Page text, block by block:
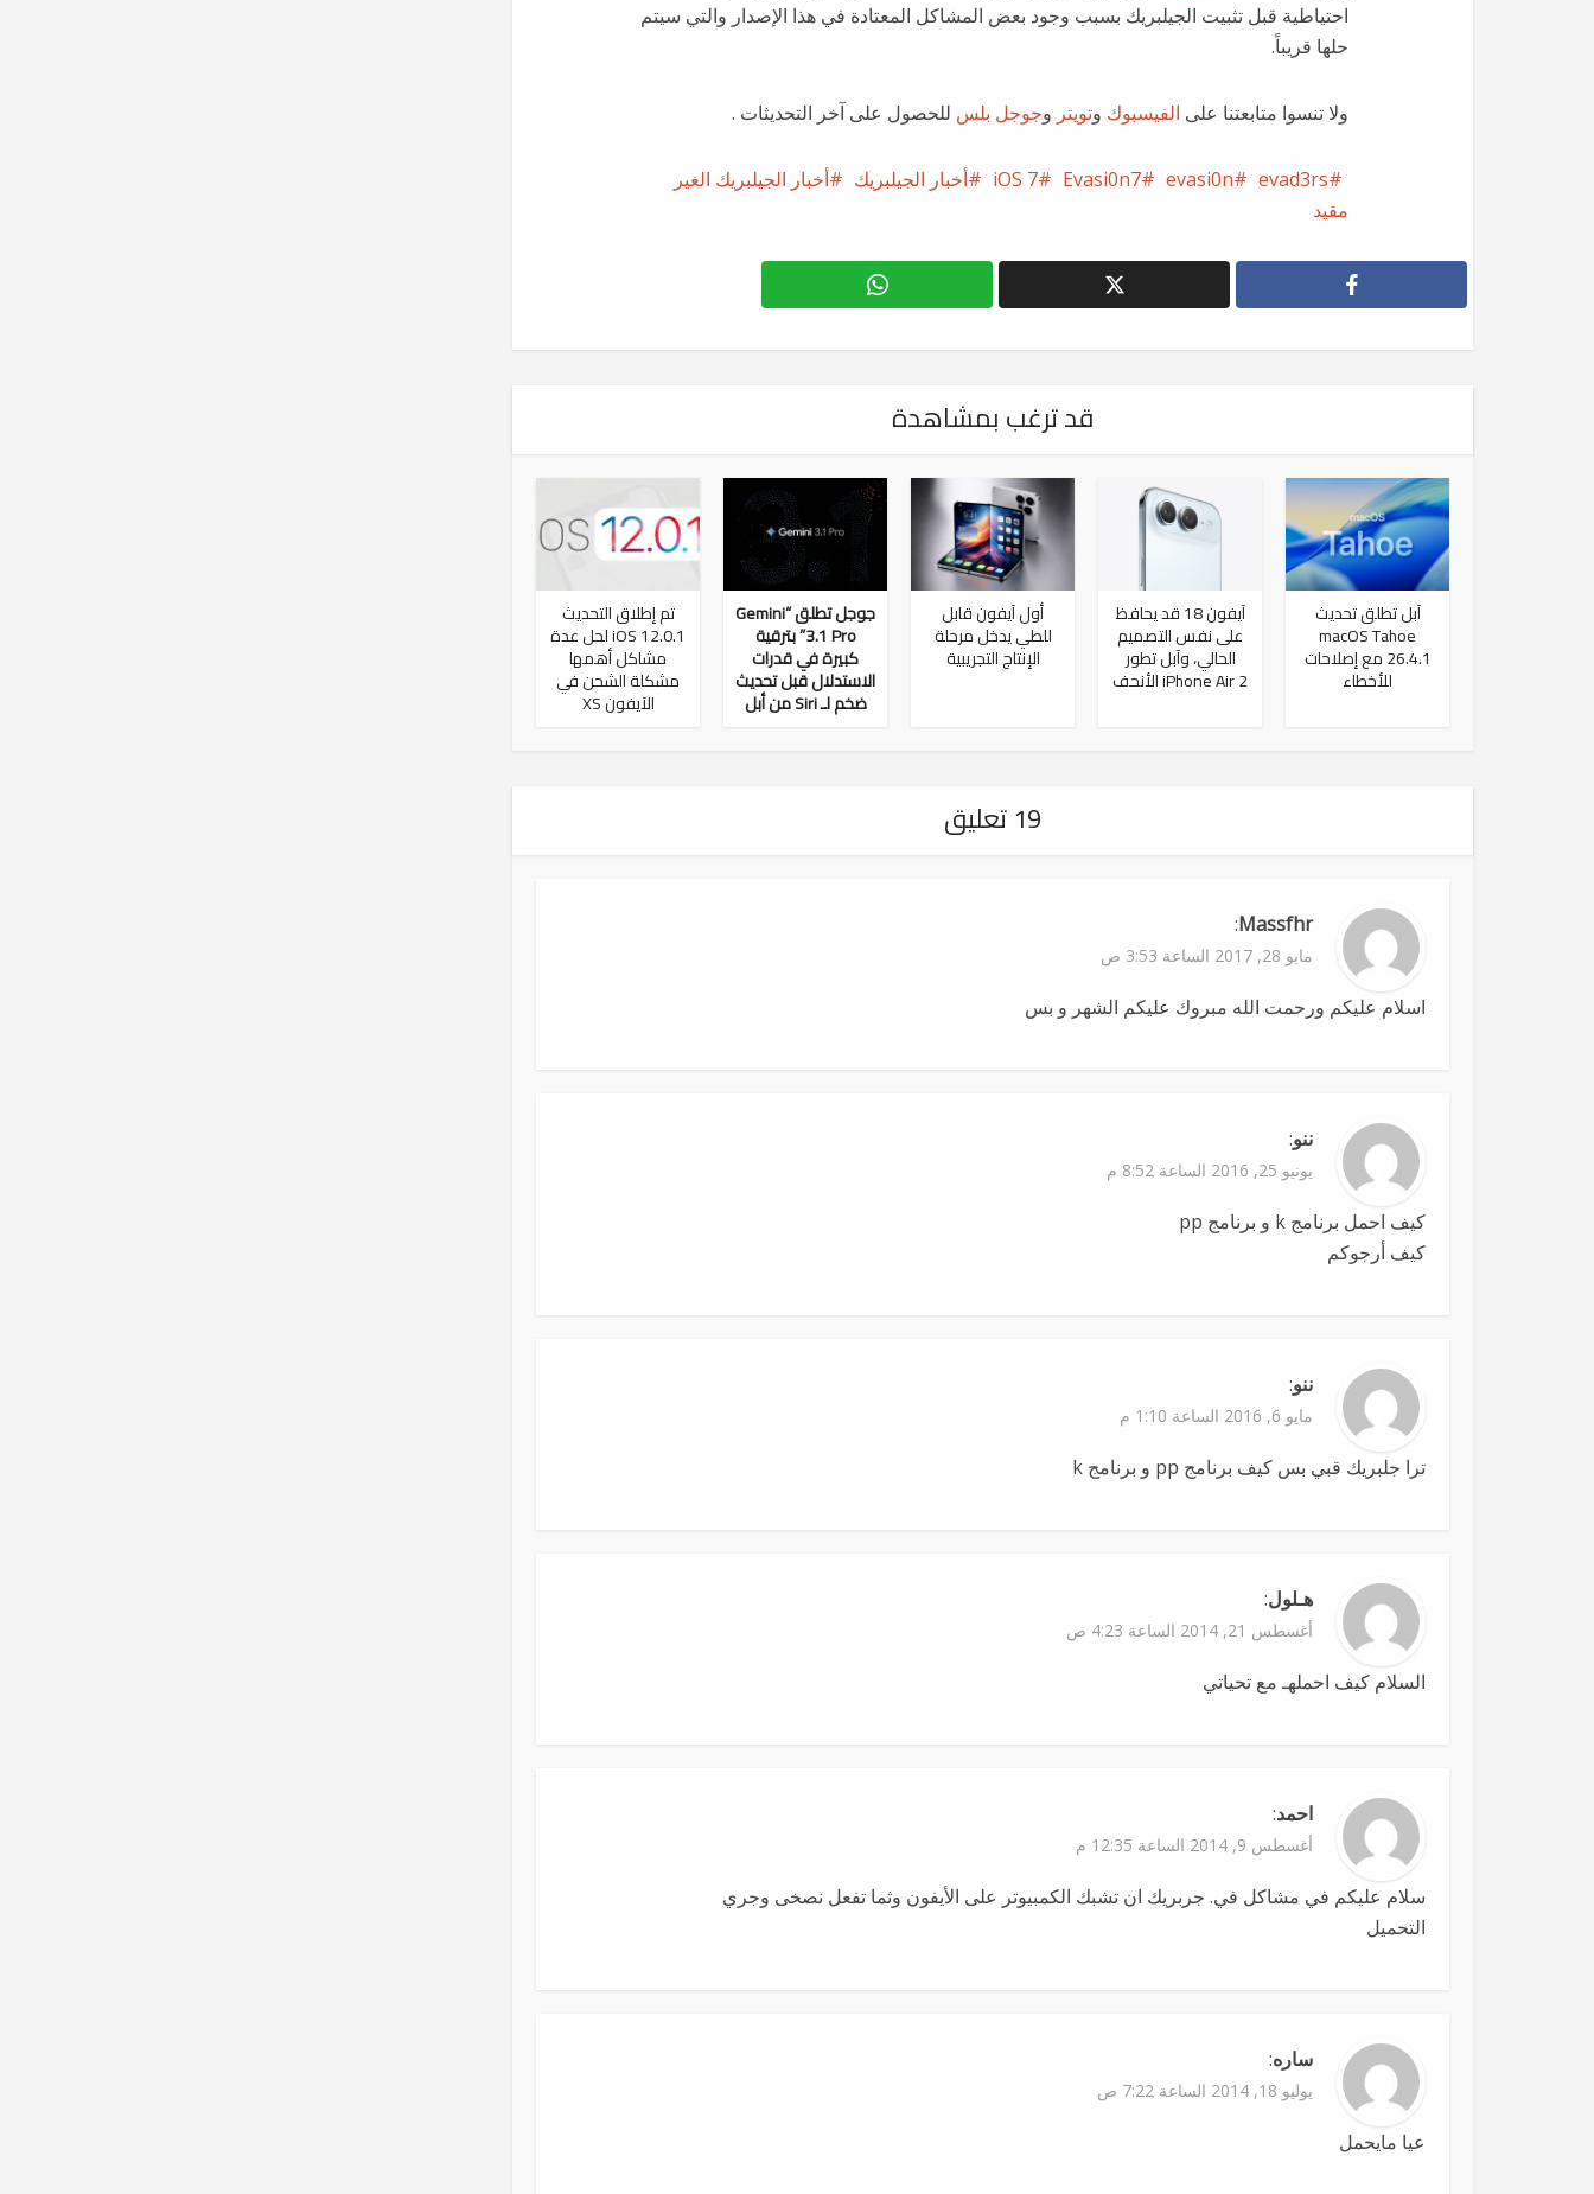
احتياطية قبل تثبيت الجيلبريك بسبب وجود بعض المشاكل المعتادة في هذا الإصدار والتي سيتم
حلها قريباً.
ولا تنسوا متابعتنا على الفيسبوك وتويتر وجوجل بلس للحصول على آخر التحديثات .
evad3rs
evasi0n
Evasi0n7
iOS 7 أخبار الجيلبريك
أخبار الجيلبريك الغير
مقيد
قد ترغب بمشاهدة
آبل تطلق تحديث
macOS Tahoe
26.4.1 مع إصلاحات
للأخطاء
آيفون 18 قد يحافظ
على نفس التصميم
الحالي، وآبل تطور
iPhone Air 2 الأنحف
أول آيفون قابل
للطي يدخل مرحلة
الإنتاج التجريبية
جوجل تطلق “Gemini
3.1 Pro” بترقية
كبيرة في قدرات
الاستدلال قبل تحديث
ضخم لـ Siri من أبل
تم إطلاق التحديث
iOS 12.0.1 لحل عدة
مشاكل أهمها
مشكلة الشحن في
الآيفون XS
19 تعليق
Massfhr
:
مايو 28, 2017 الساعة 3:53 ص
اسلام عليكم ورحمت الله مبروك عليكم الشهر و بس
ننو:
يونيو 25, 2016 الساعة 8:52 م
كيف احمل برنامج k و برنامج pp
كيف أرجوكم
ننو:
مايو 6, 2016 الساعة 1:10 م
ترا جلبريك قبي بس كيف برنامج pp و برنامج k
هـلول:
أغسطس 21, 2014 الساعة 4:23 ص
السلام كيف احملهـ مع تحياتي
احمد:
أغسطس 9, 2014 الساعة 12:35 م
سلام عليكم في مشاكل في. جربريك ان تشبك الكمبيوتر على الأيفون وثما تفعل نصخى وجري
التحميل
ساره:
يوليو 18, 2014 الساعة 7:22 ص
عيا مايحمل